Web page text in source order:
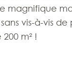
magnifique
vis-à-vis
m² !